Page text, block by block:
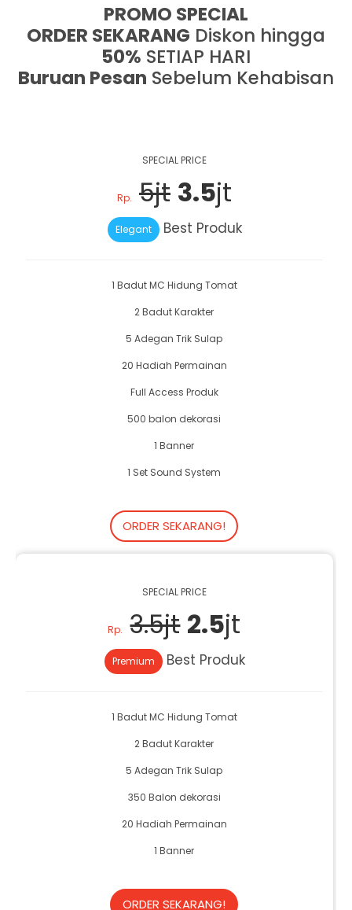
PROMO SPECIAL
ORDER SEKARANG Diskon hingga
50% SETIAP HARI
Buruan Pesan Sebelum Kehabisan
SPECIAL PRICE
Rp. 5jt 3.5jt
Elegant Best Produk
1 Badut MC Hidung Tomat
2 Badut Karakter
5 Adegan Trik Sulap
20 Hadiah Permainan
Full Access Produk
500 balon dekorasi
1 Banner
1 Set Sound System
ORDER SEKARANG!
SPECIAL PRICE
Rp. 3.5jt 2.5jt
Premium Best Produk
1 Badut MC Hidung Tomat
2 Badut Karakter
5 Adegan Trik Sulap
350 Balon dekorasi
20 Hadiah Permainan
1 Banner
ORDER SEKARANG!